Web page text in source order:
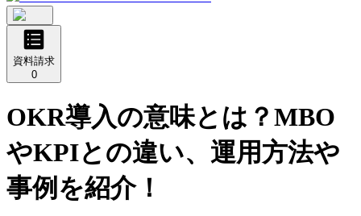
資料請求
0
OKR導入の意味とは？MBO
やKPIとの違い、運用方法や
事例を紹介！